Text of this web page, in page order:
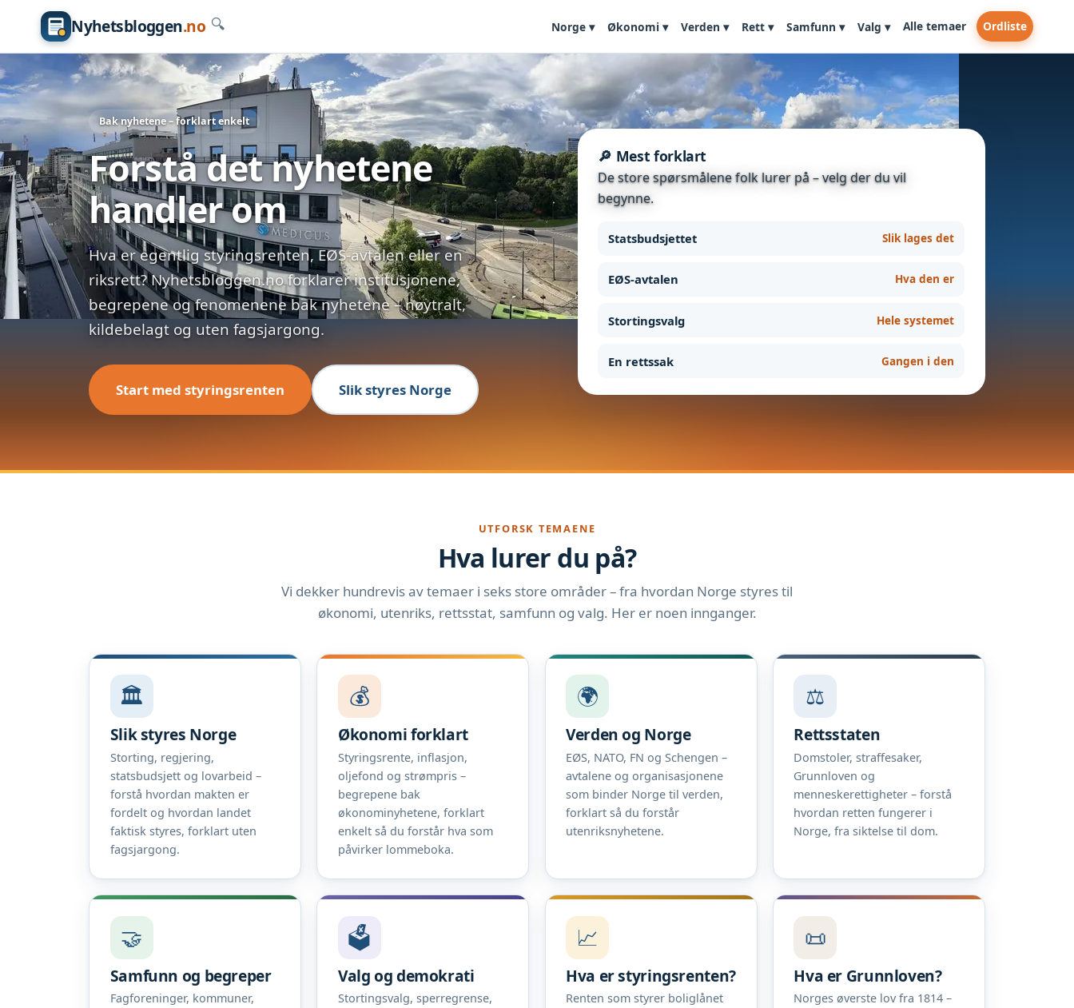
Nyhetsbloggen.no 🔍 Norge ▾ Økonomi ▾ Verden ▾ Rett ▾ Samfunn ▾ Valg ▾ Alle temaer Ordliste
Bak nyhetene – forklart enkelt
Forstå det nyhetene
handler om
Hva er egentlig styringsrenten, EØS-avtalen eller en
riksrett? Nyhetsbloggen.no forklarer institusjonene,
begrepene og fenomenene bak nyhetene – nøytralt,
kildebelagt og uten fagsjargong.
Start med styringsrenten Slik styres Norge
🔎 Mest forklart
De store spørsmålene folk lurer på – velg der du vil
begynne.
Statsbudsjettet Slik lages det
EØS-avtalen Hva den er
Stortingsvalg Hele systemet
En rettssak Gangen i den
UTFORSK TEMAENE
Hva lurer du på?
Vi dekker hundrevis av temaer i seks store områder – fra hvordan Norge styres til
økonomi, utenriks, rettsstat, samfunn og valg. Her er noen innganger.
🏛️
Slik styres Norge
Storting, regjering,
statsbudsjett og lovarbeid –
forstå hvordan makten er
fordelt og hvordan landet
faktisk styres, forklart uten
fagsjargong.
💰
Økonomi forklart
Styringsrente, inflasjon,
oljefond og strømpris –
begrepene bak
økonominyhetene, forklart
enkelt så du forstår hva som
påvirker lommeboka.
🌍
Verden og Norge
EØS, NATO, FN og Schengen –
avtalene og organisasjonene
som binder Norge til verden,
forklart så du forstår
utenriksnyhetene.
⚖️
Rettsstaten
Domstoler, straffesaker,
Grunnloven og
menneskerettigheter – forstå
hvordan retten fungerer i
Norge, fra siktelse til dom.
🤝
Samfunn og begreper
Fagforeninger, kommuner,
🗳️
Valg og demokrati
Stortingsvalg, sperregrense,
📈
Hva er styringsrenten?
Renten som styrer boliglånet
📜
Hva er Grunnloven?
Norges øverste lov fra 1814 –